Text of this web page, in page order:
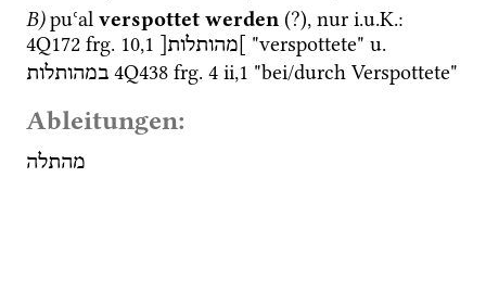
B)puʿal verspottet werden (?), nur i.u.K.
4Q172 frg. 10,1 ]מהותלות[ "verspottete" u.
במהותלות 4Q438 frg. 4 ii,1
Ableitungen:
מהתלה